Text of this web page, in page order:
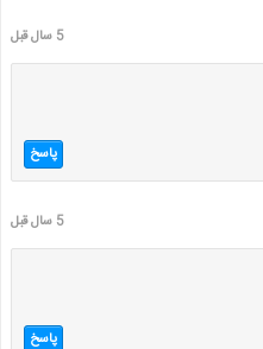
5 سال قبل
پاسخ
5 سال قبل
پاسخ